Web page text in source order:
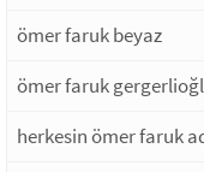
ömer faruk beyaz
ömer faruk
herkesin ömer faruk